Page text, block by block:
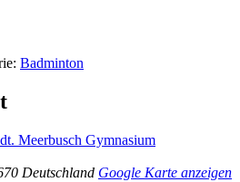
Badminton
Meerbusch Gymnasium
Deutschland Google Karte anzeigen